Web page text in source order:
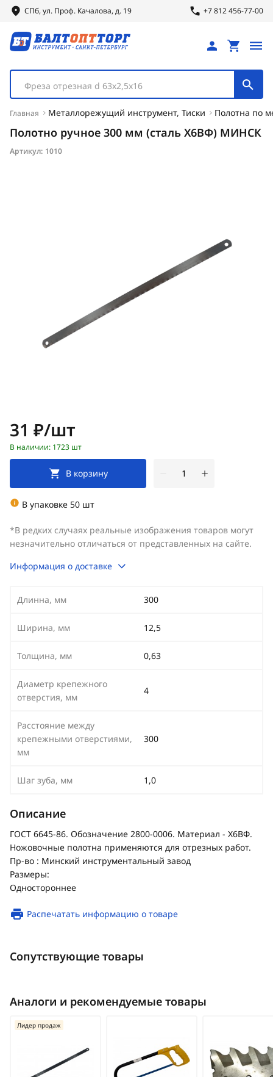
СПб, ул. Проф. Качалова, д. 19 +7 812 456-77-00
Фреза отрезная d 63х2,5х16
Главная Металлорежущий инструмент, Тиски Полотна по
Полотно ручное 300 мм (сталь Х6ВФ) МИНСК
Артикул: 1010
Цена:
31 ₽/шт
В наличии: 1723 шт
В корзину
В упаковке 50 шт
*В редких случаях реальные изображения товаров могут
незначительно отличаться от представленных на сайте.
Информация о доставке
Длинна, мм 300
Ширина, мм 12,5
Толщина, мм 0,63
Диаметр крепежного
отверстия, мм
4
Расстояние между
крепежными отверстиями,
мм
300
Шаг зуба, мм 1,0
Описание
ГОСТ 6645-86. Обозначение 2800-0006. Материал - Х6ВФ.
Ножовочные полотна применяются для отрезных работ.
Пр-во : Минский инструментальный завод
Размеры:
Одностороннее
Распечатать информацию о товаре
Сопутствующие товары
Аналоги и рекомендуемые товары
Лидер продаж